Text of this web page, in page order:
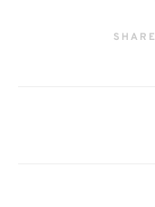
SHARE